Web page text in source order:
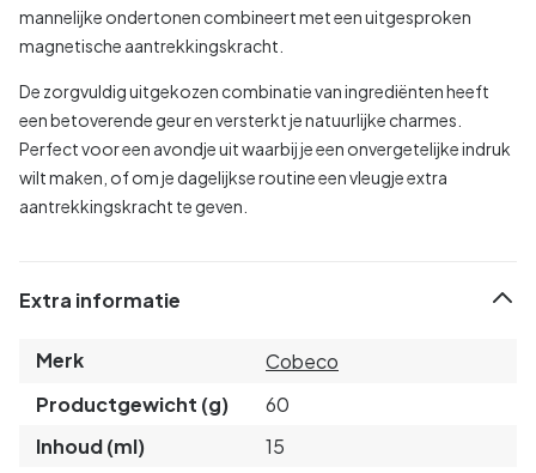
mannelijke ondertonen combineert met een uitgesproken
magnetische aantrekkingskracht.
De zorgvuldig uitgekozen combinatie van ingrediënten heeft
een betoverende geur en versterkt je natuurlijke charmes.
Perfect voor een avondje uit waarbij je een onvergetelijke indruk
wilt maken, of om je dagelijkse routine een vleugje extra
aantrekkingskracht te geven.
Extra informatie
Merk
Cobeco
Productgewicht (g)
60
Inhoud (ml)
15